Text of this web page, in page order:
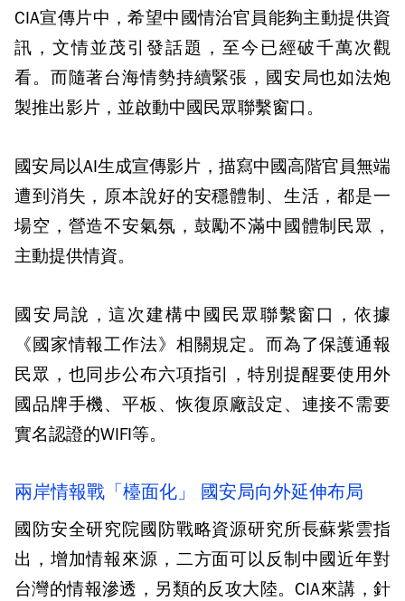
CIA宣傳片中，希望中國情治官員能夠主動提供資
訊，文情並茂引發話題，至今已經破千萬次觀
看。而隨著台海情勢持續緊張，國安局也如法炮
製推出影片，並啟動中國民眾聯繫窗口。
國安局以AI生成宣傳影片，描寫中國高階官員無端
遭到消失，原本說好的安穩體制、生活，都是一
場空，營造不安氣氛，鼓勵不滿中國體制民眾，
主動提供情資。
國安局說，這次建構中國民眾聯繫窗口，依據
《國家情報工作法》相關規定。而為了保護通報
民眾，也同步公布六項指引，特別提醒要使用外
國品牌手機、平板、恢復原廠設定、連接不需要
實名認證的WIFI等。
兩岸情報戰「檯面化」 國安局向外延伸布局
國防安全研究院國防戰略資源研究所長蘇紫雲指
出，增加情報來源，二方面可以反制中國近年對
台灣的情報滲透，另類的反攻大陸。CIA來講，針